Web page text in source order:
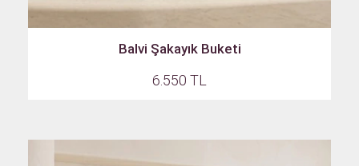
Balvi Şakayık Buketi
6.550 TL